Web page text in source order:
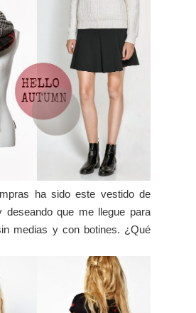
ha sido este vestido de
deseando que me llegue para
medias y con botines. ¿Qué